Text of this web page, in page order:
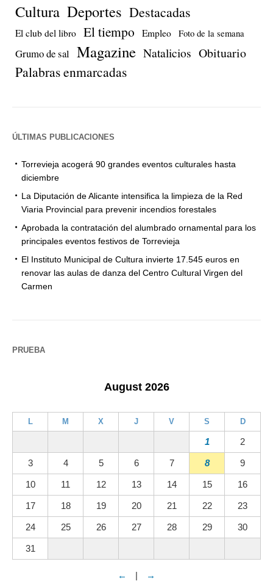
Cultura Deportes Destacadas
El club del libro El tiempo Empleo Foto de la semana
Grumo de sal Magazine Natalicios Obituario
Palabras enmarcadas
ÚLTIMAS PUBLICACIONES
Torrevieja acogerá 90 grandes eventos culturales hasta
diciembre
La Diputación de Alicante intensifica la limpieza de la Red
Viaria Provincial para prevenir incendios forestales
Aprobada la contratación del alumbrado ornamental para los
principales eventos festivos de Torrevieja
El Instituto Municipal de Cultura invierte 17.545 euros en
renovar las aulas de danza del Centro Cultural Virgen del
Carmen
PRUEBA
August 2026
L M X J V S D
1 2
3 4 5 6 7 8 9
10 11 12 13 14 15 16
17 18 19 20 21 22 23
24 25 26 27 28 29 30
31
← | →